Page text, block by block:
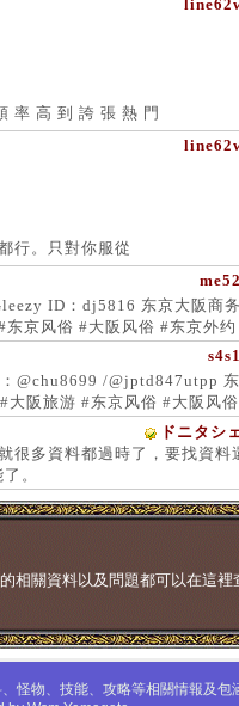
率 高 到 誇 張 熱 門
行。只對你服從
ID：dj5816 东京大阪商
京风俗 #大阪风俗 #东京外
田风俗 #歌舞伎町 #日本女孩
@chu8699 /@jptd847utpp
阪旅游 #东京风俗 #大阪风
宿风俗 #梅田风俗 #歌舞伎
莉 #日本学生妹
ドニタシ
很多資料都過時了，要找資料
。
相關資料以及問題都可以在這裡
物、技能、攻略等相關情報及包